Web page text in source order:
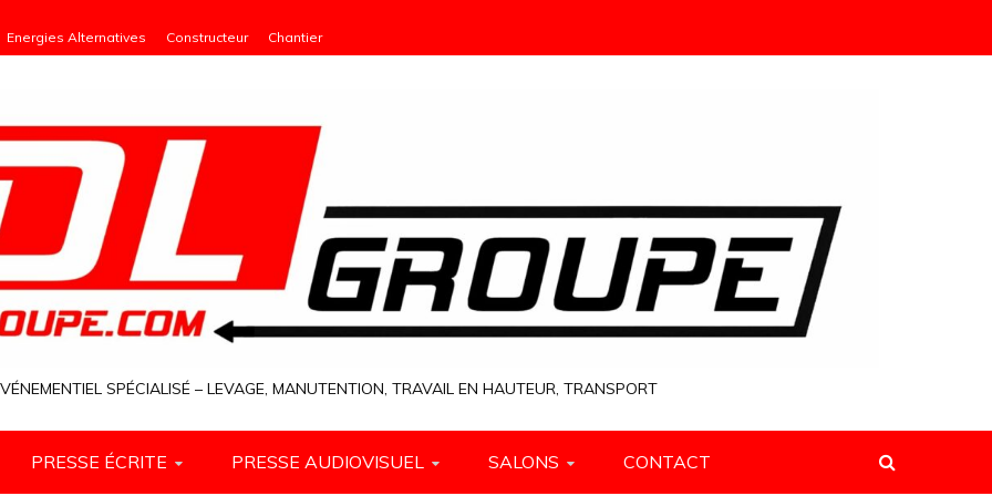
Energies Alternatives Constructeur Chantier
SPÉCIALISÉ – LEVAGE, MANUTENTION, TRAVAIL EN HAUTEUR, TRANSPORT
PRESSE ÉCRITE PRESSE AUDIOVISUEL SALONS CONTACT